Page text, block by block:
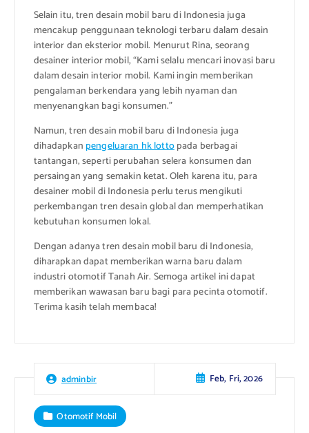
Selain itu, tren desain mobil baru di Indonesia juga
mencakup penggunaan teknologi terbaru dalam desain
interior dan eksterior mobil. Menurut Rina, seorang
desainer interior mobil, “Kami selalu mencari inovasi baru
dalam desain interior mobil. Kami ingin memberikan
pengalaman berkendara yang lebih nyaman dan
menyenangkan bagi konsumen.”
Namun, tren desain mobil baru di Indonesia juga
dihadapkan pengeluaran hk lottopada berbagai
tantangan, seperti perubahan selera konsumen dan
persaingan yang semakin ketat. Oleh karena itu, para
desainer mobil di Indonesia perlu terus mengikuti
perkembangan tren desain global dan memperhatikan
kebutuhan konsumen lokal.
Dengan adanya tren desain mobil baru di Indonesia,
diharapkan dapat memberikan warna baru dalam
industri otomotif Tanah Air. Semoga artikel ini dapat
memberikan wawasan baru bagi para pecinta otomotif.
Terima kasih telah membaca!
adminbir Feb, Fri, 2026
Otomotif Mobil